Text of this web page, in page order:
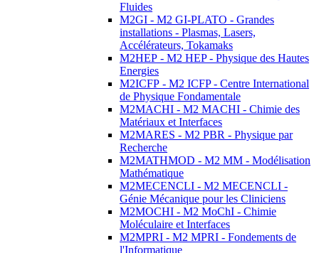
Fluides
M2GI - M2 GI-PLATO - Grandes
installations - Plasmas, Lasers,
Accélérateurs, Tokamaks
M2HEP - M2 HEP - Physique des Hautes
Energies
M2ICFP - M2 ICFP - Centre International
de Physique Fondamentale
M2MACHI - M2 MACHI - Chimie des
Matériaux et Interfaces
M2MARES - M2 PBR - Physique par
Recherche
M2MATHMOD - M2 MM - Modélisation
Mathématique
M2MECENCLI - M2 MECENCLI -
Génie Mécanique pour les Cliniciens
M2MOCHI - M2 MoChI - Chimie
Moléculaire et Interfaces
M2MPRI - M2 MPRI - Fondements de
l'Informatique